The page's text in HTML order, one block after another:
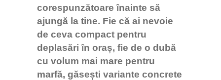
corespunzătoare înainte să
ajungă la tine. Fie că ai nevoie
de ceva compact pentru
deplasări în oraș, fie de o dubă
cu volum mai mare pentru
marfă, găsești variante concrete